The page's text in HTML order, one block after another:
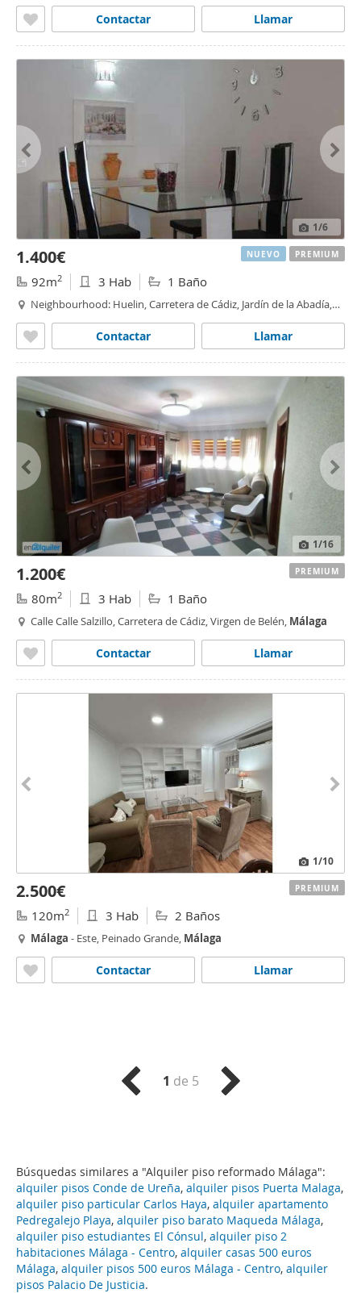
Búsquedas similares a "Alquiler piso reformado Málaga":
alquiler pisos Conde de Ureña, alquiler pisos Puerta Malaga,
alquiler piso particular Carlos Haya, alquiler apartamento
Pedregalejo Playa, alquiler piso barato Maqueda Málaga,
alquiler piso estudiantes El Cónsul, alquiler piso 2
habitaciones Málaga - Centro, alquiler casas 500 euros
Málaga, alquiler pisos 500 euros Málaga - Centro, alquiler
pisos Palacio De Justicia.
Llamar
Contactar
1/6
1.400€
92m2 3 Hab 1 Baño
Neighbourhood: Huelin, Carretera de Cádiz, Jardín de la Abadía,
Llamar
Contactar
NUEVO PREMIUM
1/16
1.200€
80m2 3 Hab 1 Baño
Calle Calle Salzillo, Carretera de Cádiz, Virgen de Belén, Málaga
Llamar
Contactar
PREMIUM
1/10
2.500€
120m2 3 Hab 2 Baños
Málaga - Este, Peinado Grande, Málaga
Llamar
Contactar
PREMIUM
1 de 5